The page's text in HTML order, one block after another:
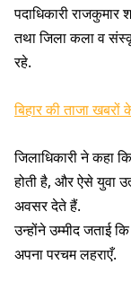
पदाधिकारी राजकुमार
तथा जिला कला व
रहे.
बिहार की ताजा
जिलाधिकारी ने कहा
होती है, और ऐसे युवा
अवसर देते हैं.
उन्होंने उम्मीद जताई
अपना परचम लहराएँ.